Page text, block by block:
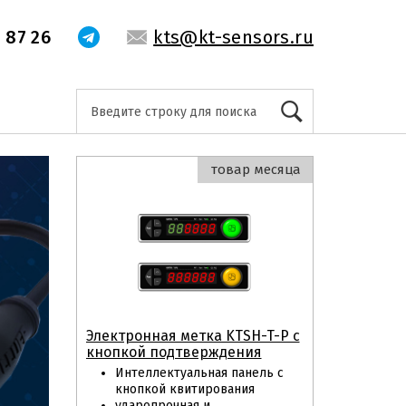
87 26 kts@kt-sensors.ru
товар месяца
Электронная метка KTSH-T-P с
кнопкой подтверждения
Интеллектуальная панель с
кнопкой квитирования